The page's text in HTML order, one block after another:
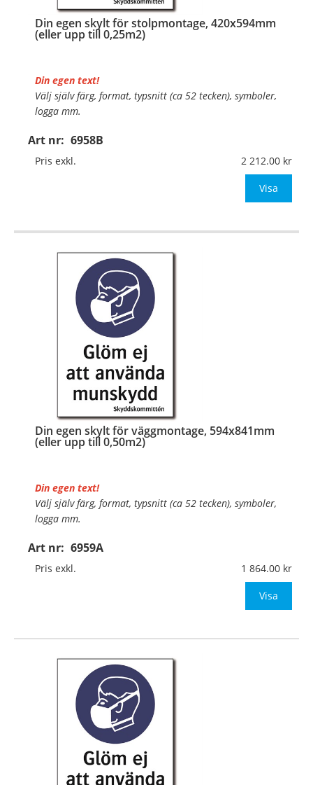
Din egen skylt för stolpmontage, 420x594mm
(eller upp till 0,25m2)
Art nr: 6958B
Din egen text!
Välj själv färg, format, typsnitt (ca 52 tecken), symboler,
logga mm.
Material:Kantvikt aluminium, 2mm (stolpmontage)
Mått:420x594mm (eller annat mått upp till 0,25m²)
Pris exkl. 2 212.00
Visa
Din egen skylt för väggmontage, 594x841mm
(eller upp till 0,50m2)
Art nr: 6959A
Din egen text!
Välj själv färg, format, typsnitt (ca 52 tecken), symboler,
logga mm.
Material:Plan aluminium, 0,7mm (väggmontage)
Mått:594x841mm (eller annat mått upp till 0,50m²)
Pris exkl. 1 864.00
Visa